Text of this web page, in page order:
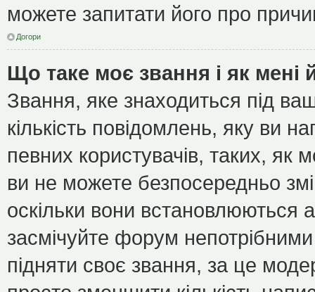
можете запитати його про
Догори
Що таке моє звання і як мені
Звання, яке знаходиться під
кількість повідомлень, яку ви
певних користувачів, таких, як
ви не можете безпосередньо
оскільки вони встановлюються
засмічуйте форум
підняти своє звання, за це